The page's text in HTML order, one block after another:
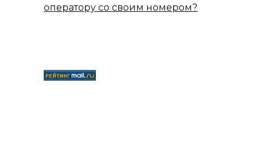
оператору со своим номером?